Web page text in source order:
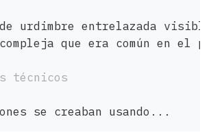
urdimbre entrelazada
que era común en el
técnicos